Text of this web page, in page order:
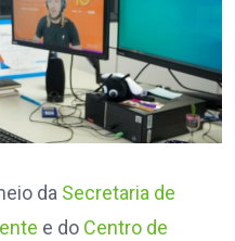
da Secretaria de
e do Centro de